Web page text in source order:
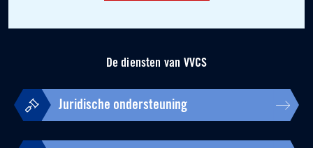
De diensten van VVCS
Juridische ondersteuning